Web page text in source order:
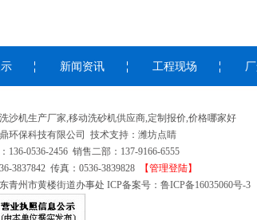
新闻资讯 工程现场
沙机生产厂家,移动洗砂机供应商,定制报价,价格哪家好
环保科技有限公司 技术支持：潍坊点睛
136-0536-2456 销售二部：137-9166-6555
3837842 传真：0536-3839828
【管理登陆】
青州市黄楼街道办事处 ICP备案号： 鲁ICP备16035060号-3